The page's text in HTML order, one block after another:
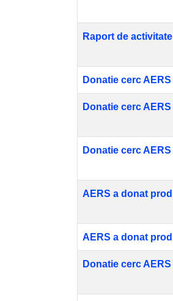
Raport de
Donatie cerc
Donatie cerc
Donatie cerc
AERS a donat
AERS a donat
Donatie cerc